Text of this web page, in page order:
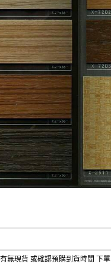
無現貨 或確認預購到貨時間 下單